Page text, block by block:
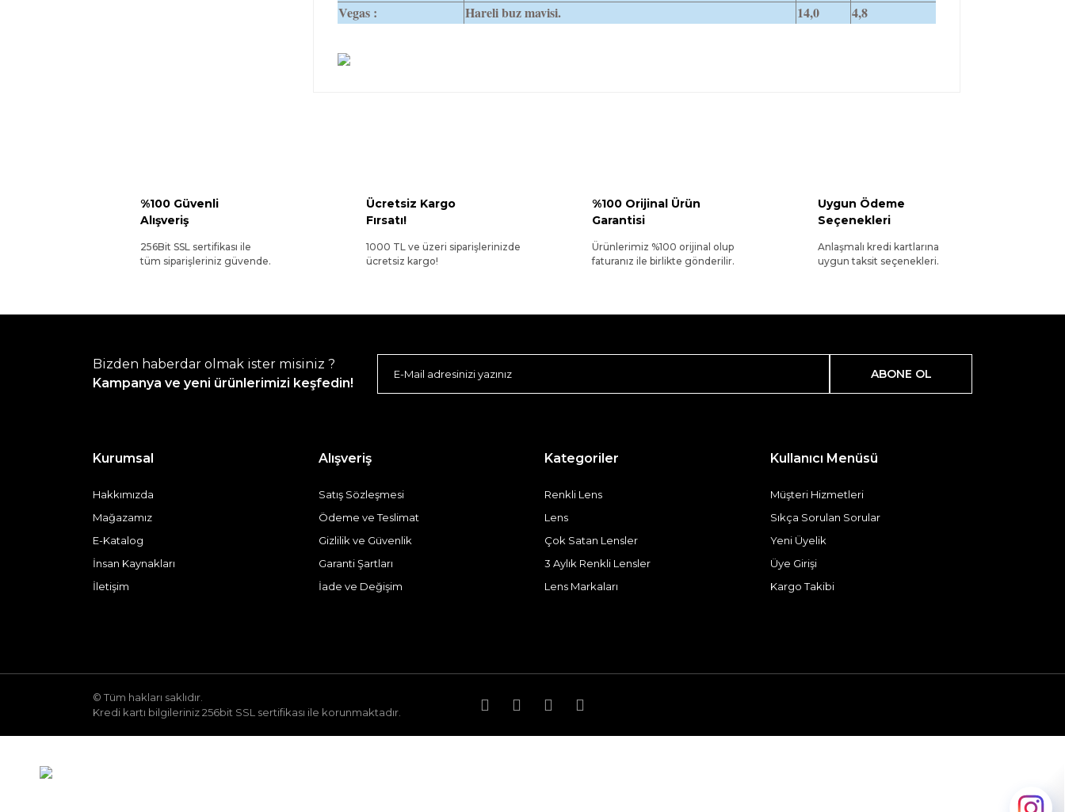
Vegas :
Hareli buz mavisi. 14,0 4,8
%100 Güvenli
Alışveriş
256Bit SSL sertifikası ile
tüm siparişleriniz güvende.
Ücretsiz Kargo
Fırsatı!
1000 TL ve üzeri siparişlerinizde
ücretsiz kargo!
%100 Orijinal Ürün
Garantisi
Ürünlerimiz %100 orijinal olup
faturanız ile birlikte gönderilir.
Uygun Ödeme
Seçenekleri
Anlaşmalı kredi kartlarına
uygun taksit seçenekleri.
Bizden haberdar olmak ister misiniz ?
Kampanya ve yeni ürünlerimizi keşfedin!
ABONE OL
Kurumsal
Hakkımızda
Mağazamız
E-Katalog
İnsan Kaynakları
İletişim
Alışveriş
Satış Sözleşmesi
Ödeme ve Teslimat
Gizlilik ve Güvenlik
Garanti Şartları
İade ve Değişim
Kategoriler
Renkli Lens
Lens
Çok Satan Lensler
3 Aylık Renkli Lensler
Lens Markaları
Kullanıcı Menüsü
Müşteri Hizmetleri
Sıkça Sorulan Sorular
Yeni Üyelik
Üye Girişi
Kargo Takibi
© Tüm hakları saklıdır.
Kredi kartı bilgileriniz 256bit SSL sertifikası ile korunmaktadır.